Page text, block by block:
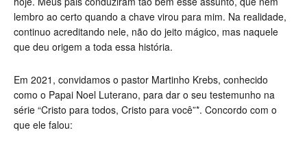
lembro ao certo quando a chave virou para mim. Na realidade,
continuo acreditando nele, não do jeito mágico, mas naquele
que deu origem a toda essa história.
Em 2021, convidamos o pastor Martinho Krebs, conhecido
como o Papai Noel Luterano, para dar o seu testemunho na
série “Cristo para todos, Cristo para você”*. Concordo com o
que ele falou: